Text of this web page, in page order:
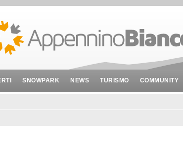
SNOWPARK NEWS TURISMO COMMUNITY